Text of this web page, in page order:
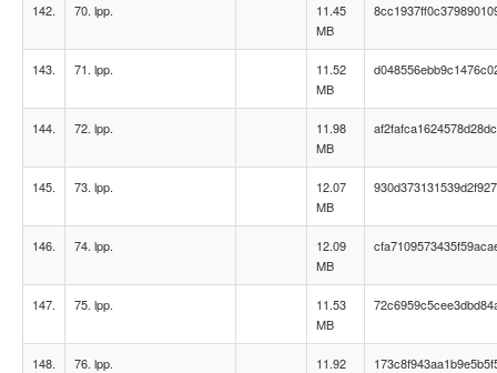
142. 70. lpp.
11.45
MB
143. 71. lpp.
11.52
MB
144. 72. lpp.
11.98
MB
145. 73. lpp.
12.07
MB
146. 74. lpp.
12.09
MB
147. 75. lpp.
11.53
MB
148. 76. lpp.
11.92